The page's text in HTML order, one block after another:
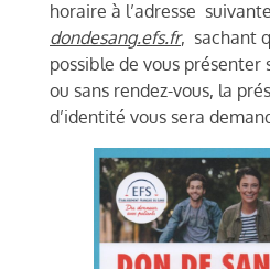
horaire à l’adresse
dondesang.efs.fr, sachant
possible de vous présenter
ou sans rendez-vous, la
d’identité vous sera